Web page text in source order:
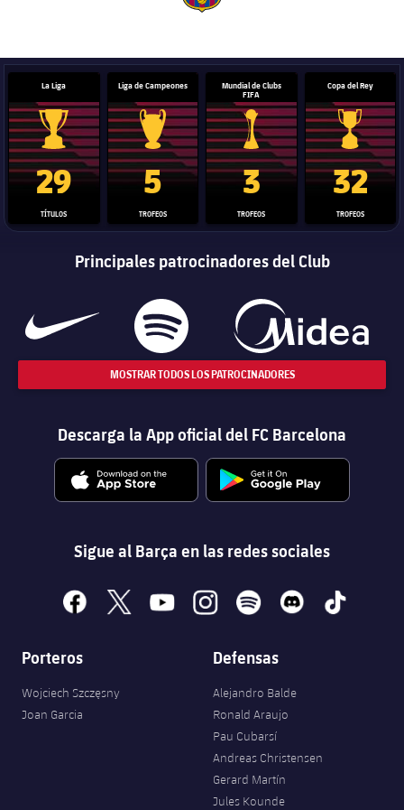
La Liga
Trofeo de La Liga
29
TÍTULOS
Liga de Campeones
Trofeo de la Liga de Campeones
5
TROFEOS
Mundial de Clubs
FIFA
Trofeo del Mundial de
3
TROFEOS
Copa del Rey
Copa del
32
TROFEOS
Principales patrocinadores del Club
MOSTRAR TODOS LOS PATROCINADORES
Descarga la App oficial del FC Barcelona
Sigue al Barça en las redes sociales
facebook
x youtubeinstagramspotify discord tiktok
Porteros
Wojciech Szczęsny
Joan Garcia
Defensas
Alejandro Balde
Ronald Araujo
Pau Cubarsí
Andreas Christensen
Gerard Martín
Jules Kounde